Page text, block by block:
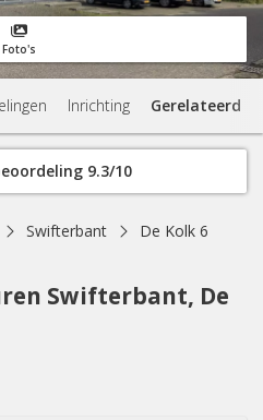
Foto's
Inrichting Gerelateerd
9.3/10
Swifterbant De Kolk 6
Swifterbant, De